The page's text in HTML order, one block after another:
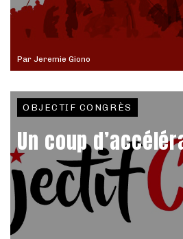
Par Jeremie Giono
OBJECTIF CONGRÈS
Un coup